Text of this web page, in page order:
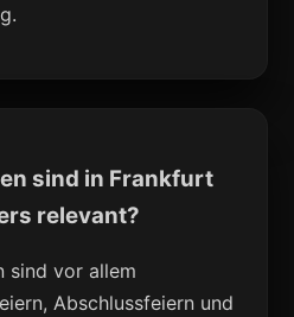
sind in Frankfurt
relevant?
sind vor allem
Abschlussfeiern und